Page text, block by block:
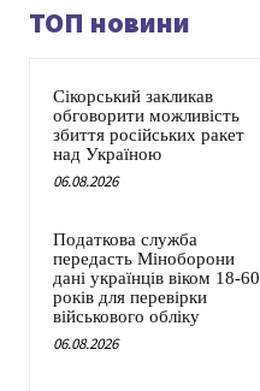
ТОП новини
Сікорський закликав
обговорити можливість
збиття російських ракет
над Україною
06.08.2026
Податкова служба
передасть Міноборони
дані українців віком 18-60
років для перевірки
військового обліку
06.08.2026